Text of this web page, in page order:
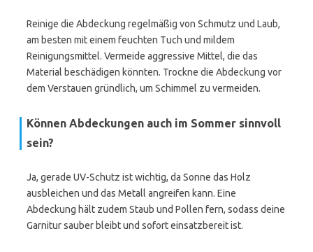
Reinige die Abdeckung regelmäßig von Schmutz und Laub,
am besten mit einem feuchten Tuch und mildem
Reinigungsmittel. Vermeide aggressive Mittel, die das
Material beschädigen könnten. Trockne die Abdeckung vor
dem Verstauen gründlich, um Schimmel zu vermeiden.
Können Abdeckungen auch im Sommer sinnvoll
sein?
Ja, gerade UV-Schutz ist wichtig, da Sonne das Holz
ausbleichen und das Metall angreifen kann. Eine
Abdeckung hält zudem Staub und Pollen fern, sodass deine
Garnitur sauber bleibt und sofort einsatzbereit ist.